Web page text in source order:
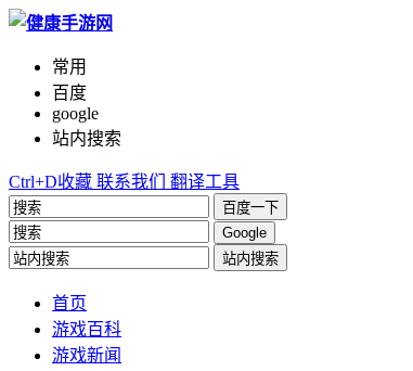
常用
百度
google
站内搜索
Ctrl+D收藏 联系我们 翻译工具
百度一下
Google
站内搜索
首页
游戏百科
游戏新闻